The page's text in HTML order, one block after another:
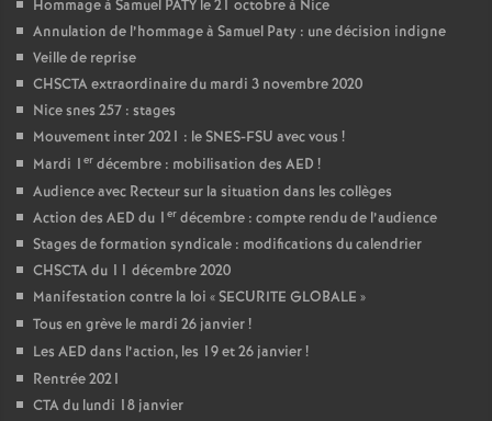
Hommage à Samuel PATY le 21 octobre à Nice
Annulation de l’hommage à Samuel Paty : une décision indigne
Veille de reprise
CHSCTA extraordinaire du mardi 3 novembre 2020
Nice snes 257 : stages
Mouvement inter 2021 : le SNES-FSU avec vous !
Mardi 1 er décembre : mobilisation des AED !
Audience avec Recteur sur la situation dans les collèges
Action des AED du 1 er décembre : compte rendu de l’audience
Stages de formation syndicale : modifications du calendrier
CHSCTA du 11 décembre 2020
Manifestation contre la loi «SECURITE GLOBALE »
Tous en grève le mardi 26 janvier!
Les AED dans l’action, les 19 et 26 janvier!
Rentrée 2021
CTA du lundi 18 janvier